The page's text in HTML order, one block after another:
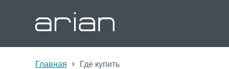
Главная Где купить